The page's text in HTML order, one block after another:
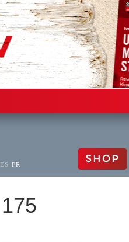
ES FR SHOP